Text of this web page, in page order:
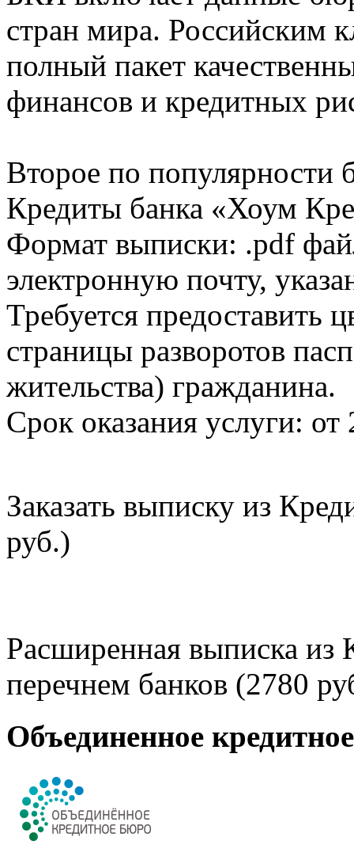
стран мира. Российским
полный пакет
финансов и кредитных
Второе по популярности
Кредиты банка «Хоум
Формат выписки: .pdf
электронную почту,
Требуется предоставить
страницы разворотов
жительства) гражданина.
Срок оказания услуги: от
Заказать выписку из
руб.)
Расширенная выписка из
перечнем банков (2780
Объединенное